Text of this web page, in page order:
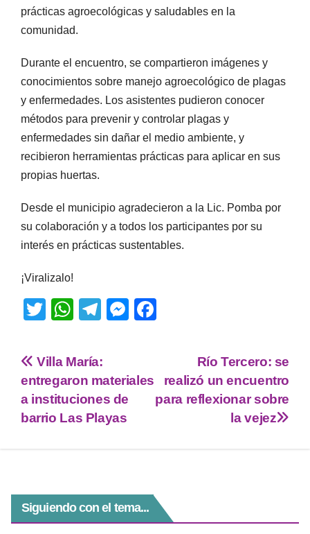
prácticas agroecológicas y saludables en la
comunidad.
Durante el encuentro, se compartieron imágenes y
conocimientos sobre manejo agroecológico de plagas
y enfermedades. Los asistentes pudieron conocer
métodos para prevenir y controlar plagas y
enfermedades sin dañar el medio ambiente, y
recibieron herramientas prácticas para aplicar en sus
propias huertas.
Desde el municipio agradecieron a la Lic. Pomba por
su colaboración y a todos los participantes por su
interés en prácticas sustentables.
¡Viralizalo!
T
tt
er
W
at
s
A
p
T
e
gr
a
m
M
e
e
b
Río Tercero: se
realizó un encuentro
para reflexionar sobre
la vejez
Villa María:
entregaron materiales
a instituciones de
barrio Las Playas
Siguiendo con el tema...